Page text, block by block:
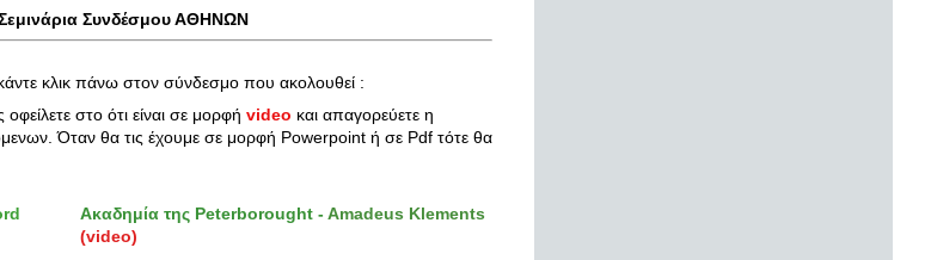
Συνδέσμου ΑΘΗΝΩΝ
κλικ πάνω στον σύνδεσμο που ακολουθεί :
στο ότι είναι σε μορφή video και απαγορεύετε η
Όταν θα τις έχουμε σε μορφή Powerpoint ή σε Pdf τότε θα
Ακαδημία της Peterborought - Amadeus Klements
(video)